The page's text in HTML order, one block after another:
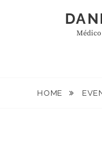
Médico
HOME